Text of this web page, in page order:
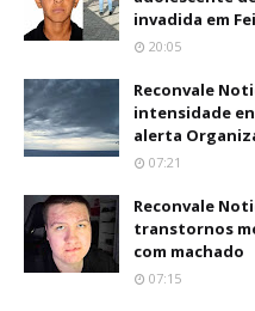
invadida em
20:05
Reconvale
intensidade
alerta
07:21
Reconvale
transtornos
com machado
07:15